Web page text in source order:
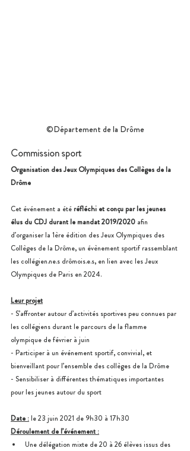
©Département de la Drôme
Commission sport
Organisation des Jeux Olympiques des Collèges de la
Drôme
Cet événement a été réfléchi et conçu par les jeunes
élus du CDJ durant le mandat 2019/2020 afin
d’organiser la 1ère édition des Jeux Olympiques des
Collèges de la Drôme, un évènement sportif rassemblant
les collégien.ne.s drômois.e.s, en lien avec les Jeux
Olympiques de Paris en 2024.
Leur projet
- S’affronter autour d’activités sportives peu connues par
les collégiens durant le parcours de la flamme
olympique de février à juin
- Participer à un événement sportif, convivial, et
bienveillant pour l’ensemble des collèges de la Drôme
- Sensibiliser à différentes thématiques importantes
pour les jeunes autour du sport
Date : le 23 juin 2021 de 9h30 à 17h30
Déroulement de l’événement :
Une délégation mixte de 20 à 26 élèves issus des